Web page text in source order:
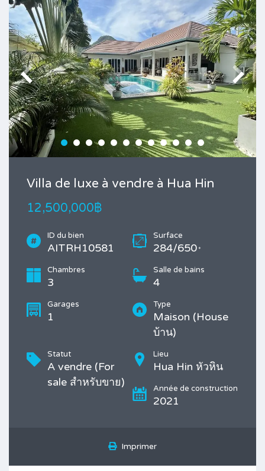
Villa de luxe à vendre à Hua Hin
12,500,000฿
ID du bien
AITRH10581
Surface
284/650 *
Chambres
3
Salle de bains
4
Garages
1
Type
Maison (House
บ้าน)
Statut
A vendre (For
sale สำหรับขาย)
Lieu
Hua Hin หัวหิน
Année de construction
2021
Imprimer